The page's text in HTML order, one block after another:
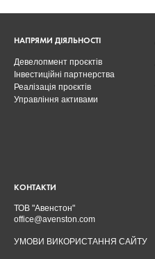
НАПРЯМИ ДІЯЛЬНОСТІ
Девелопмент проєктів
Інвестиційні партнерства
Реалізація проєктів
Управління активами
КОНТАКТИ
ТОВ "Авенстон"
office@avenston.com
УМОВИ ВИКОРИСТАННЯ САЙТУ